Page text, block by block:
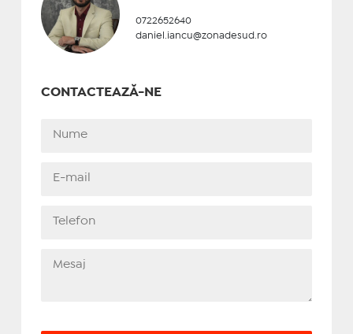
0722652640
daniel.iancu@zonadesud.ro
CONTACTEAZĂ-NE